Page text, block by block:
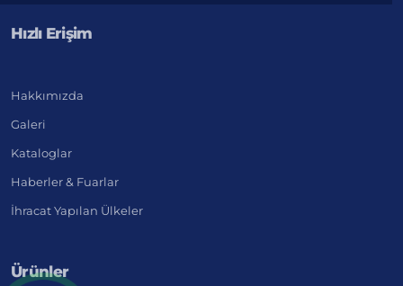
Hızlı Erişim
Hakkımızda
Galeri
Kataloglar
Haberler & Fuarlar
İhracat Yapılan Ülkeler
Ürünler